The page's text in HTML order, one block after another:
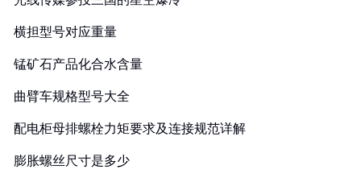
横担型号对应重量
锰矿石产品化合水含量
曲臂车规格型号大全
配电柜母排螺栓力矩要求及连接规范详解
膨胀螺丝尺寸是多少